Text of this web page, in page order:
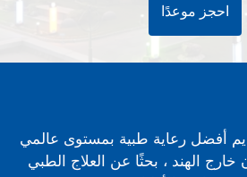
احجز موعدًا
أفضل رعاية طبية بمستوى عالمي
الهند ، بحثًا عن العلاج الطبي